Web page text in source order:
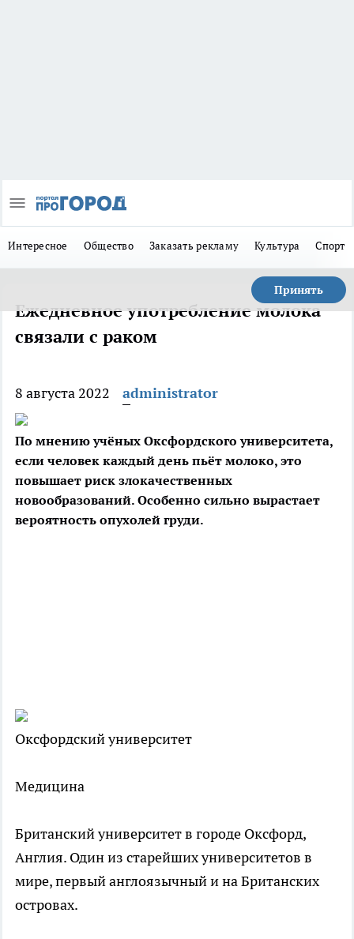
Интересное Общество Заказать рекламу Культура Спорт
Принять
Ежедневное употребление молока
связали с раком
8 августа 2022 administrator
По мнению учёных Оксфордского университета,
если человек каждый день пьёт молоко, это
повышает риск злокачественных
новообразований. Особенно сильно вырастает
вероятность опухолей груди.
Оксфордский университет
Медицина
Британский университет в городе Оксфорд,
Англия. Один из старейших университетов в
мире, первый англоязычный и на Британских
островах.